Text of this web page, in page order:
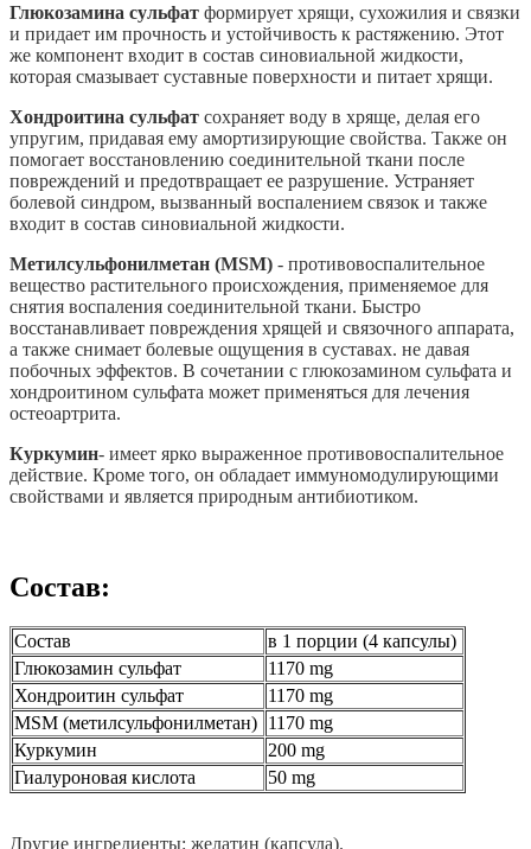
Глюкозамина сульфат формирует хрящи, сухожилия и связки
и придает им прочность и устойчивость к растяжению. Этот
же компонент входит в состав синовиальной жидкости,
которая смазывает суставные поверхности и питает хрящи.
Хондроитина сульфат сохраняет воду в хряще, делая его
упругим, придавая ему амортизирующие свойства. Также он
помогает восстановлению соединительной ткани после
повреждений и предотвращает ее разрушение. Устраняет
болевой синдром, вызванный воспалением связок и также
входит в состав синовиальной жидкости.
Метилсульфонилметан (MSM) - противовоспалительное
вещество растительного происхождения, применяемое для
снятия воспаления соединительной ткани. Быстро
восстанавливает повреждения хрящей и связочного аппарата,
а также снимает болевые ощущения в суставах. не давая
побочных эффектов. В сочетании с глюкозамином сульфата и
хондроитином сульфата может применяться для лечения
остеоартрита.
Куркумин- имеет ярко выраженное противовоспалительное
действие. Кроме того, он обладает иммуномодулирующими
свойствами и является природным антибиотиком.
Состав:
Состав
в 1 порции (4 капсулы)
Глюкозамин сульфат
1170 mg
Хондроитин сульфат
1170 mg
MSM (метилсульфонилметан) 1170 mg
Куркумин
200 mg
Гиалуроновая кислота
50 mg
Другие ингредиенты: желатин (капсула).